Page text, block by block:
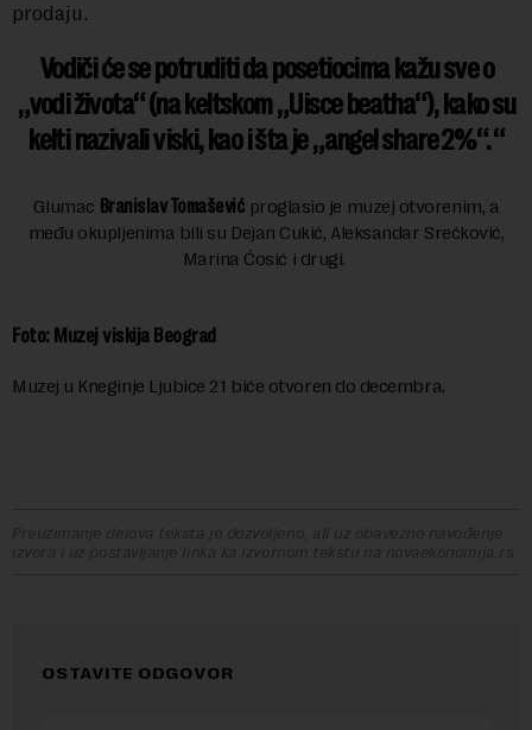
prodaju.
Vodiči će se potruditi da posetiocima kažu sve o
„vodi života“ (na keltskom „Uisce beatha“), kako su
kelti nazivali viski, kao i šta je „angel share 2%“.
Glumac Branislav Tomašević proglasio je muzej otvorenim, a
među okupljenima bili su Dejan Cukić, Aleksandar Srećković,
Marina Ćosić i drugi.
Foto: Muzej viskija Beograd
Muzej u Kneginje Ljubice 21 biće otvoren do decembra.
Preuzimanje delova teksta je dozvoljeno, ali uz obavezno navođenje
izvora i uz postavljanje linka ka izvornom tekstu na novaekonomija.rs
OSTAVITE ODGOVOR